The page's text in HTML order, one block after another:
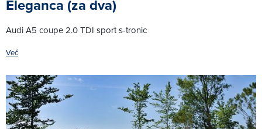
Eleganca (za dva)
Audi A5 coupe 2.0 TDI sport s-tronic
Več